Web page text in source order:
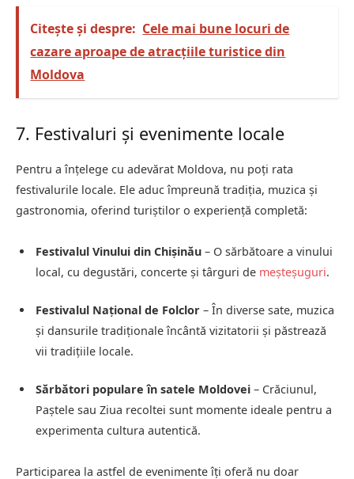
Citește și despre: Cele mai bune locuri de
cazare aproape de atracțiile turistice din
Moldova
7. Festivaluri și evenimente locale
Pentru a înțelege cu adevărat Moldova, nu poți rata
festivalurile locale. Ele aduc împreună tradiția, muzica și
gastronomia, oferind turiștilor o experiență completă:
Festivalul Vinului din Chișinău – O sărbătoare a vinului
local, cu degustări, concerte și târguri de meșteșuguri.
Festivalul Național de Folclor – În diverse sate, muzica
și dansurile tradiționale încântă vizitatorii și păstrează
vii tradițiile locale.
Sărbători populare în satele Moldovei – Crăciunul,
Paștele sau Ziua recoltei sunt momente ideale pentru a
experimenta cultura autentică.
Participarea la astfel de evenimente îți oferă nu doar